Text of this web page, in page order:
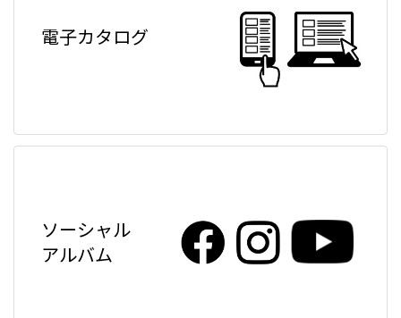
電子カタログ
ソーシャル
アルバム